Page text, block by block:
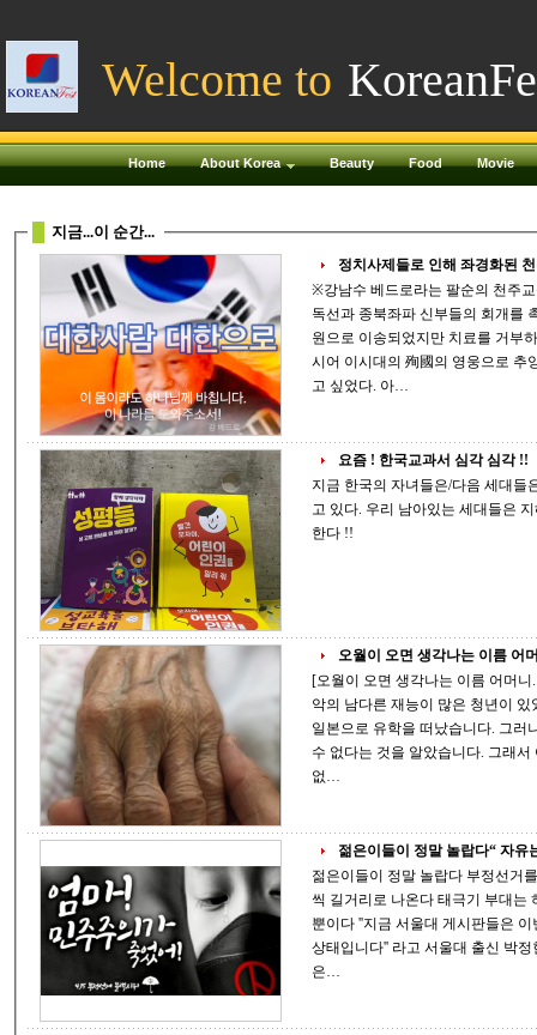
Welcome to
Home About Korea Beauty Food Movie
지금...이 순간...
정치사제들로 인해 좌경화된
※강남수 베드로라는 팔순의 천주
독선과 종북좌파 신부들의 회개를
원으로 이송되었지만 치료를 거부
시어 이시대의 殉國의 영웅으로 추앙받고 있습니다. -
고 싶었다. 아…
요즘 ! 한국교과서 심각 심각 !!
지금 한국의 자녀들은/다음 세대들은 현정권으로 인하여 공산사회주의로 빠
고 있다. 우리 남아있는 세대들은 지혜로운 방법을 찾아야만하며, 곧 선택해야만
한다 !!
오월이 오면 생각나는 이름 어
[오월이 오면 생각나는 이름 어머니..!!] 일제 강점기에 이흥렬(李興烈)
악의 남다른 재능이 많은 청년이 있었습니다. 그는 재능이 있
일본으로 유학을 떠났습니다. 그러나 작곡을 위해 피아노가 없으면 음악공부를 할
수 없다는 것을 알았습니다. 그래서 어머니께 편지를 썼습니다. 어머니, 피아노가
없…
젊은이들이 정말 놀랍다“ 자유
젊은이들이 정말 놀랍다 부정선거를 규탄하는 블랙시위에 청년들이 연일 수천명
씩 길거리로 나온다 태극기 부대는 하나도 안 보인다 검은옷 검은 우산의 청년들
뿐이다 ''지금 서울대 게시판들은 이번 총선이 부정선거라고 결론을 확실히 내린
상태입니다'' 라고 서울대 출신 박정현 변호사는 말
은…